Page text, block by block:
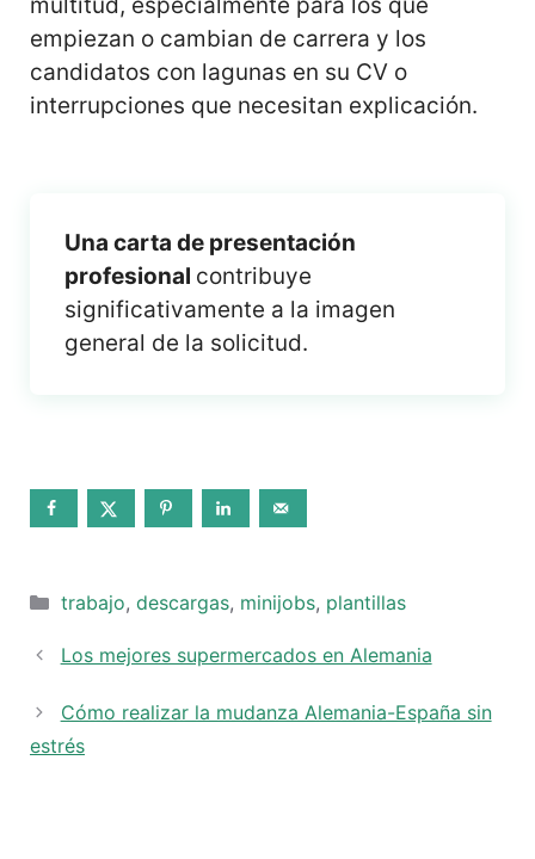
multitud, especialmente para los que
empiezan o cambian de carrera y los
candidatos con lagunas en su CV o
interrupciones que necesitan explicación.
Una carta de presentación
profesional contribuye
significativamente a la imagen
general de la solicitud.
Categorías
trabajo, descargas, minijobs, plantillas
Los mejores supermercados en Alemania
Cómo realizar la mudanza Alemania-España sin
estrés